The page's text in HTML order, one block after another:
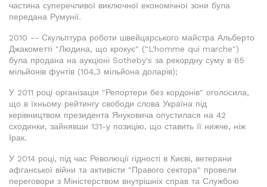
частина суперечливої виключної економічної зони була
передана Румунії.
2010 -- Скульптура роботи швейцарського майстра Альберто
Джакометті "Людина, що крокує" ("L'homme qui marche")
була продана на аукціоні Sotheby's за рекордну суму в 65
мільйонів фунтів (104,3 мільйона доларів);
У 2011 році організація "Репортери без кордонів" оголосила,
що в їхньому рейтингу свободи слова Україна під
керівництвом президента Януковича опустилася на 42
сходинки, зайнявши 131-у позицію, що ставить її нижче, ніж
Ірак.
У 2014 році, під час Революції гідності в Києві, ветерани
афганської війни та активісти "Правого сектора" провели
переговори з Міністерством внутрішніх справ та Службою